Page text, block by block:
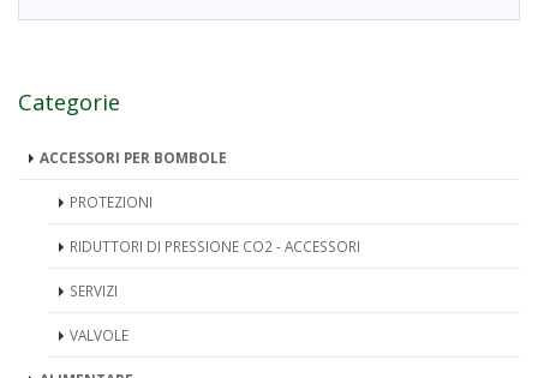
Categorie
ACCESSORI PER BOMBOLE
PROTEZIONI
RIDUTTORI DI PRESSIONE CO2 - ACCESSORI
SERVIZI
VALVOLE